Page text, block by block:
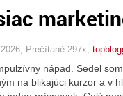
Prečítané 297x,
nápad. Sedel
na blikajúci kurzor a v